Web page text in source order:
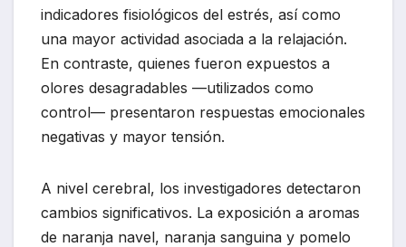
indicadores fisiológicos del estrés, así como
una mayor actividad asociada a la relajación.
En contraste, quienes fueron expuestos a
olores desagradables —utilizados como
control— presentaron respuestas emocionales
negativas y mayor tensión.
A nivel cerebral, los investigadores detectaron
cambios significativos. La exposición a aromas
de naranja navel, naranja sanguina y pomelo